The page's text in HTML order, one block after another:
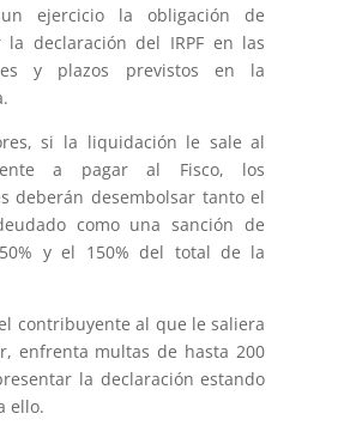
ejercicio la obligación de
la declaración del IRPF en las
y plazos previstos en la
si la liquidación le sale al
a pagar al Fisco, los
deberán desembolsar tanto el
como una sanción de
y el 150% del total de la
contribuyente al que le saliera
enfrenta multas de hasta 200
la declaración estando
ello.